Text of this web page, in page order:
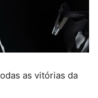
as vitórias da